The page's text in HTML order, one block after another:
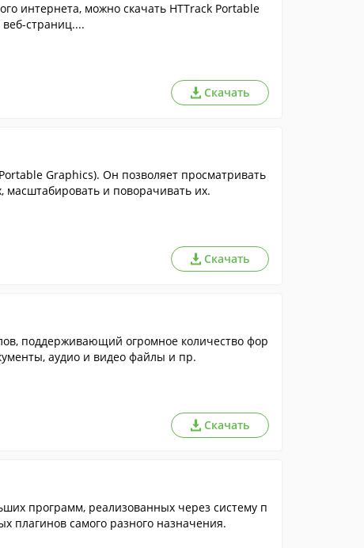
интернета, можно скачать HTTrack Portable
страниц....
Скачать
Graphics). Он позволяет просматривать
и поворачивать их.
Скачать
поддерживающий огромное количество фор
аудио и видео файлы и пр.
Скачать
программ, реализованных через систему п
плагинов самого разного назначения.